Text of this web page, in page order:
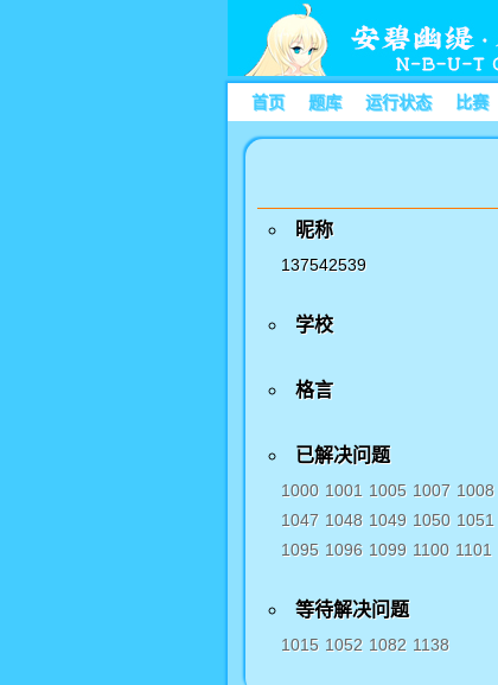
首页 题库 运行状态 比赛
昵称
137542539
学校
格言
已解决问题
1000 1001 1005 1007 1008
1047 1048 1049 1050 1051
1095 1096 1099 1100 1101
等待解决问题
1015 1052 1082 1138